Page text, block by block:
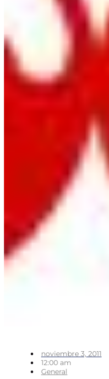
noviembre 3, 2011
12:00 am
General